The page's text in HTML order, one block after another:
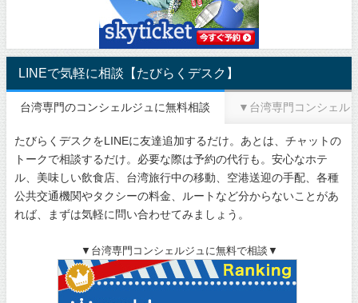
LINEで気軽に相談【たびらくデスク】
台湾専門のコンシェルジュに無料相談 ▼台湾専門コンシェル
たびらくデスクをLINEに友達追加するだけ。あとは、チャットの
トークで相談するだけ。必要な際は予約の代行も。安心なホテ
ル、美味しい飲食店、台湾旅行中の移動、空港送迎の手配、各種
公共交通機関やタクシーの料金、ルートなど分からないことがあ
れば、まずは気軽に問い合わせてみましょう。
▼台湾専門コンシェルジュに無料で相談▼